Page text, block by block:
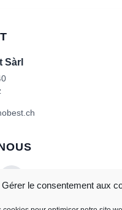
Gérer le consentement aux
Sàrl